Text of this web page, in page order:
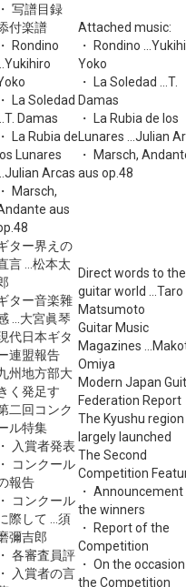
・ 写譜目録
付楽譜
・ Rondino
・ La Soledad
Damas
・ La Rubia de
los Lunares
Arcas
・ Marsch,
aus
Attached music:
・ Rondino
Yoko
・ La Soledad ...T.
Damas
・ La Rubia de los
Lunares ...Julian
・ Marsch,
aus op.48
ター界えの
言 ...松本太
ター音楽雜
...大宮眞琴
代日本ギタ
連盟報告
州地方部大
く発足す
二回コンク
ル特集
・ 入賞者発表
・ コンクール
報告
・ コンクール
際して ...須
彌吉郎
・ 各審査員評
・ 入賞者の言
Direct words to the
guitar world ...Taro
Matsumoto
Guitar Music
Magazines
Omiya
Modern Japan
Federation Report
The Kyushu region
largely launched
The Second
Competition
・
the winners
・ Report of the
Competition
・ On the
the Competition